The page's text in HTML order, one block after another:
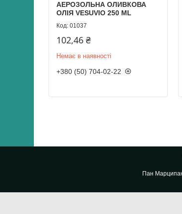
АЕРОЗОЛЬНА ОЛИВКОВА
ОЛІЯ VESUVIO 250 ML
01037
102,46 ₴
Немає в наявності
+380 (50) 704-02-22